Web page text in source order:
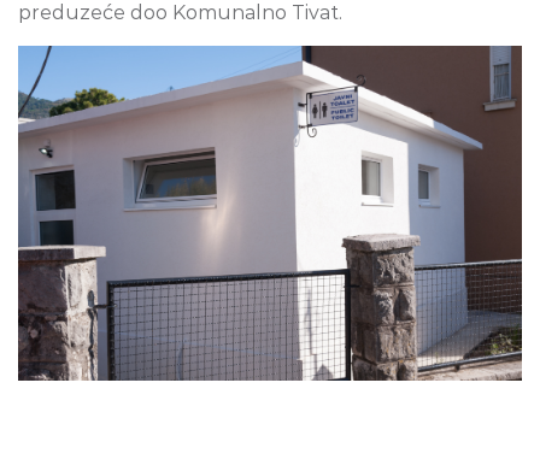
preduzeće doo Komunalno Tivat.